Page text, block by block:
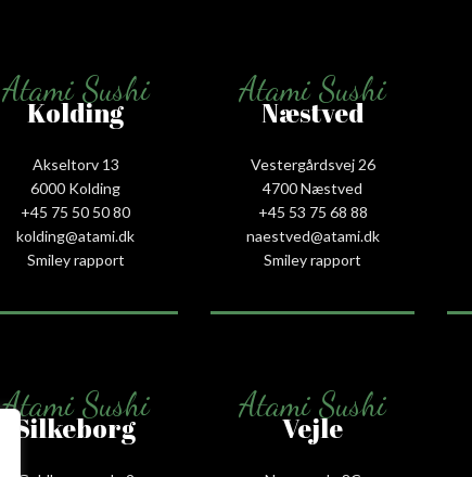
Atami Sushi
Kolding
Akseltorv 13
6000 Kolding
+45 75 50 50 80
kolding@atami.dk
Smiley rapport
Atami Sushi
Næstved
Vestergårdsvej 26
4700 Næstved
+45 53 75 68 88
naestved@atami.dk
Smiley rapport
Atami Sushi
Silkeborg
Atami Sushi
Vejle